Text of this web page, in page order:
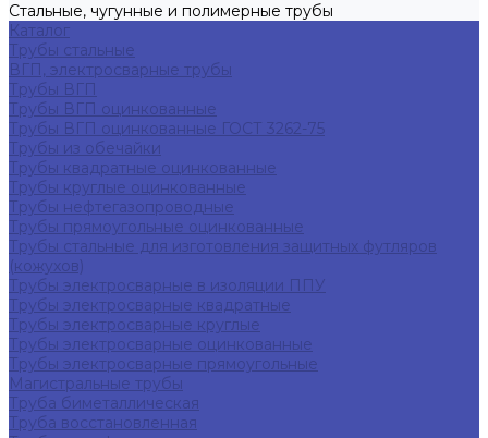
Стальные, чугунные и полимерные трубы
Каталог
Трубы стальные
ВГП, электросварные трубы
Трубы ВГП
Трубы ВГП оцинкованные
Трубы ВГП оцинкованные ГОСТ 3262-75
Трубы из обечайки
Трубы квадратные оцинкованные
Трубы круглые оцинкованные
Трубы нефтегазопроводные
Трубы прямоугольные оцинкованные
Трубы стальные для изготовления защитных футляров
(кожухов)
Трубы электросварные в изоляции ППУ
Трубы электросварные квадратные
Трубы электросварные круглые
Трубы электросварные оцинкованные
Трубы электросварные прямоугольные
Магистральные трубы
Труба биметаллическая
Труба восстановленная